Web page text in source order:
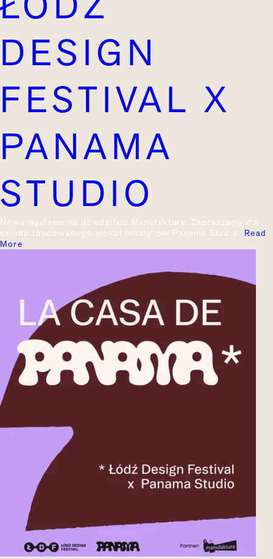
DESIGN
FESTIVAL X
PANAMA
STUDIO
Nowa wystawa na dziedzińcu Manufaktury. Zapraszamy do
salonu zbudowanego wokół tekstyliów Panama Studio. Read
More